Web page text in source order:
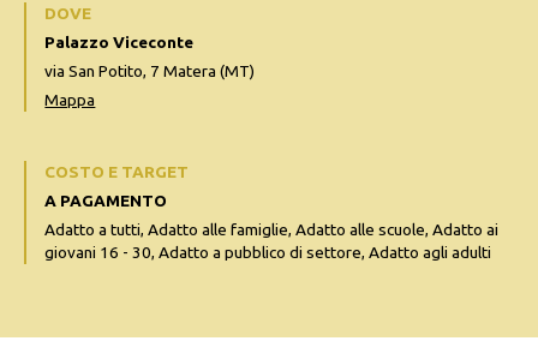
DOVE
Palazzo Viceconte
via San Potito, 7 Matera (MT)
Mappa
COSTO E TARGET
A PAGAMENTO
Adatto a tutti, Adatto alle famiglie, Adatto alle scuole, Adatto ai
giovani 16 - 30, Adatto a pubblico di settore, Adatto agli adulti